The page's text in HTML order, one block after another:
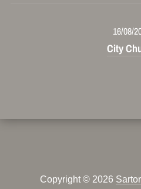
16/08/
City
Copyright © 2026